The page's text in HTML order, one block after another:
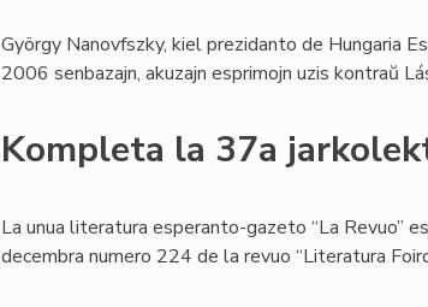
György Nanovfszky, kiel prezidanto de Hungaria
2006 senbazajn, akuzajn esprimojn uzis kontraŭ
Kompleta la 37a
La unua literatura esperanto-gazeto “La Revuo”
decembra numero 224 de la revuo “Literatura